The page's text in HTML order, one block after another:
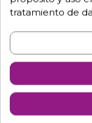
tratamiento de